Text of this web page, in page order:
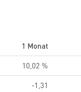
1 Monat
10,02 %
-1,31